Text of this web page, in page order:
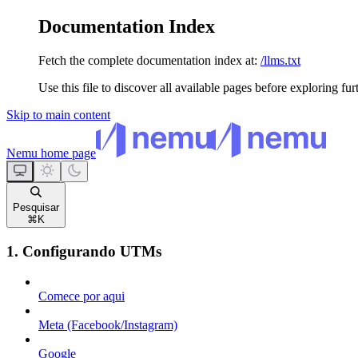
Documentation Index
Fetch the complete documentation index at: /llms.txt
Use this file to discover all available pages before exploring
Skip to main content
Nemu home page
Pesquisar
⌘ K
1. Configurando UTMs
Comece por aqui
Meta (Facebook/Instagram)
Google